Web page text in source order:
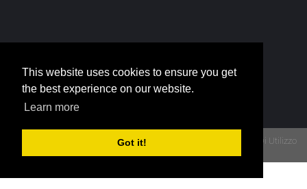
This website uses cookies to ensure you get
the best experience on our website.
Learn more
Got it!
info@horeca.it
Termini Di Utilizzo